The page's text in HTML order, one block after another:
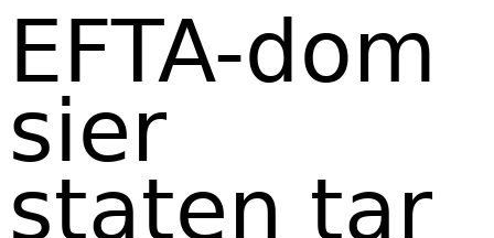
EFTA-dom
sier
staten tar